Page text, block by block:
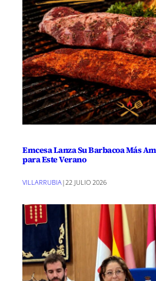
Emcesa Lanza Su Barbacoa Más
para Este Verano
VILLARRUBIA | 22 JULIO 2026